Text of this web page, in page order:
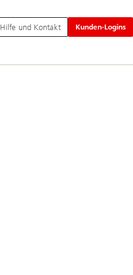
Hilfe und Kontakt Kunden-Logins